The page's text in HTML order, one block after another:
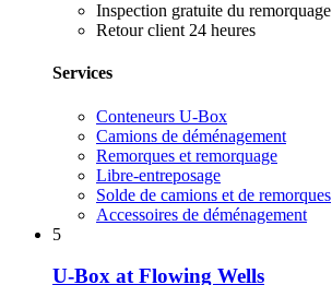
Inspection gratuite du remorquage
Retour client 24 heures
Services
Conteneurs U-Box
Camions de déménagement
Remorques et remorquage
Libre-entreposage
Solde de camions et de remorques
Accessoires de déménagement
5
U-Box at Flowing Wells